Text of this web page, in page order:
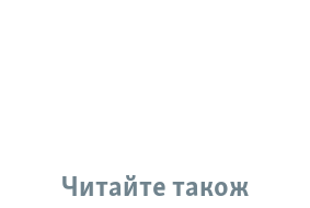
Читайте також